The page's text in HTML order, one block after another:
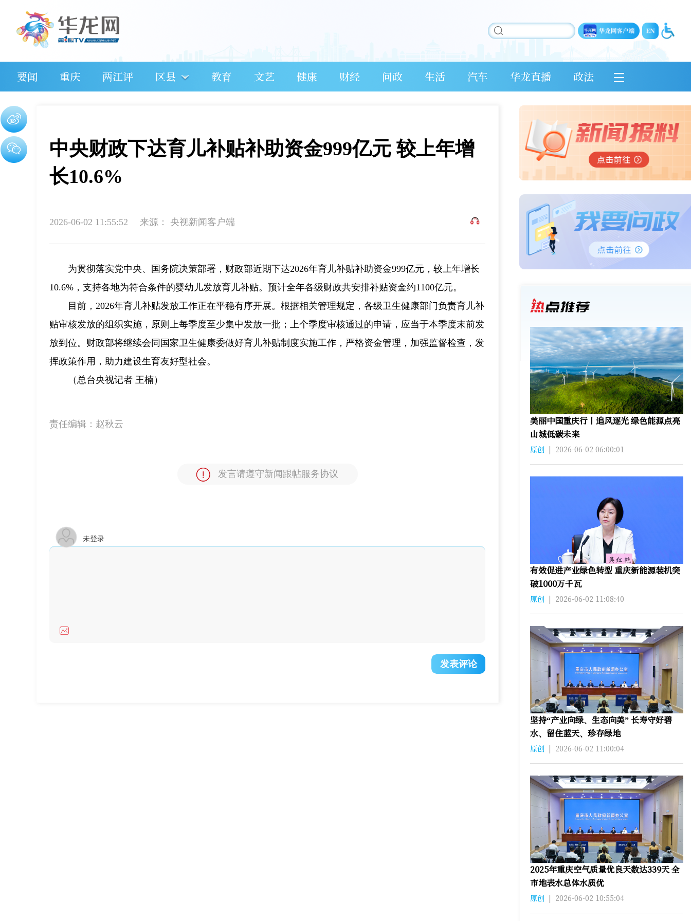
要闻 重庆 两江评 区县 教育 文艺 健康 财经 问政 生活 汽车 华龙直播 政法
中央财政下达育儿补贴补助资金999亿元 较上年增
长10.6%
2026-06-02 11:55:52 来源： 央视新闻客户端
为贯彻落实党中央、国务院决策部署，财政部近期下达2026年育儿补贴补助资金999亿元，较上年增长
10.6%，支持各地为符合条件的婴幼儿发放育儿补贴。预计全年各级财政共安排补贴资金约1100亿元。
目前，2026年育儿补贴发放工作正在平稳有序开展。根据相关管理规定，各级卫生健康部门负责育儿补
贴审核发放的组织实施，原则上每季度至少集中发放一批；上个季度审核通过的申请，应当于本季度末前发
放到位。财政部将继续会同国家卫生健康委做好育儿补贴制度实施工作，严格资金管理，加强监督检查，发
挥政策作用，助力建设生育友好型社会。
（总台央视记者 王楠）
责任编辑： 赵秋云
发言请遵守新闻跟帖服务协议
未登录
发表评论
美丽中国重庆行丨追风逐光 绿色能源点亮
山城低碳未来
原创 | 2026-06-02 06:00:01
有效促进产业绿色转型 重庆新能源装机突
破1000万千瓦
原创 | 2026-06-02 11:08:40
坚持“产业向绿、生态向美” 长寿守好碧
水、留住蓝天、珍存绿地
原创 | 2026-06-02 11:00:04
2025年重庆空气质量优良天数达339天 全
市地表水总体水质优
原创 | 2026-06-02 10:55:04